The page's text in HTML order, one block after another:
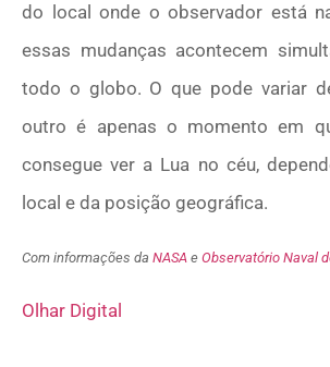
do local onde o observador está
essas mudanças acontecem
todo o globo. O que pode variar
outro é apenas o momento em
consegue ver a Lua no céu,
local e da posição geográfica.
Com informações da NASA e Observatório Naval
Olhar Digital